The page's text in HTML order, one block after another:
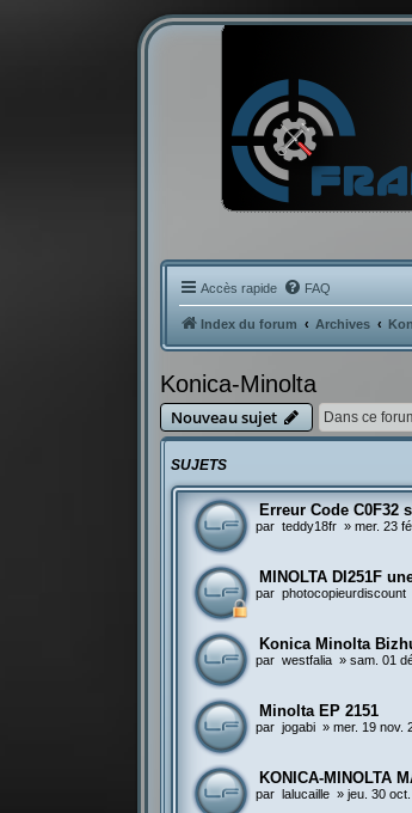
Accès rapide FAQ
Index du forum Archives
Konica-Minolta
Nouveau sujet
SUJETS
Erreur Code C0F32
par teddy18fr »mer. 23
MINOLTA DI251F
par photocopieurdiscount
Konica Minolta
par westfalia »sam. 01
Minolta EP 2151
par jogabi »mer. 19 nov.
KONICA-MINOLTA
par lalucaille »jeu. 30